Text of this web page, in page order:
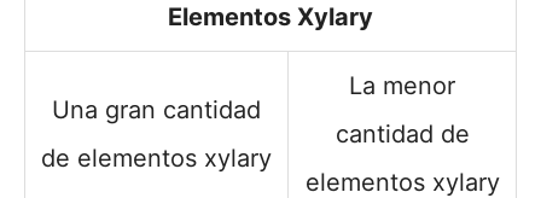
Elementos Xylary
Una gran cantidad
de elementos xylary
La menor
cantidad de
elementos xylary